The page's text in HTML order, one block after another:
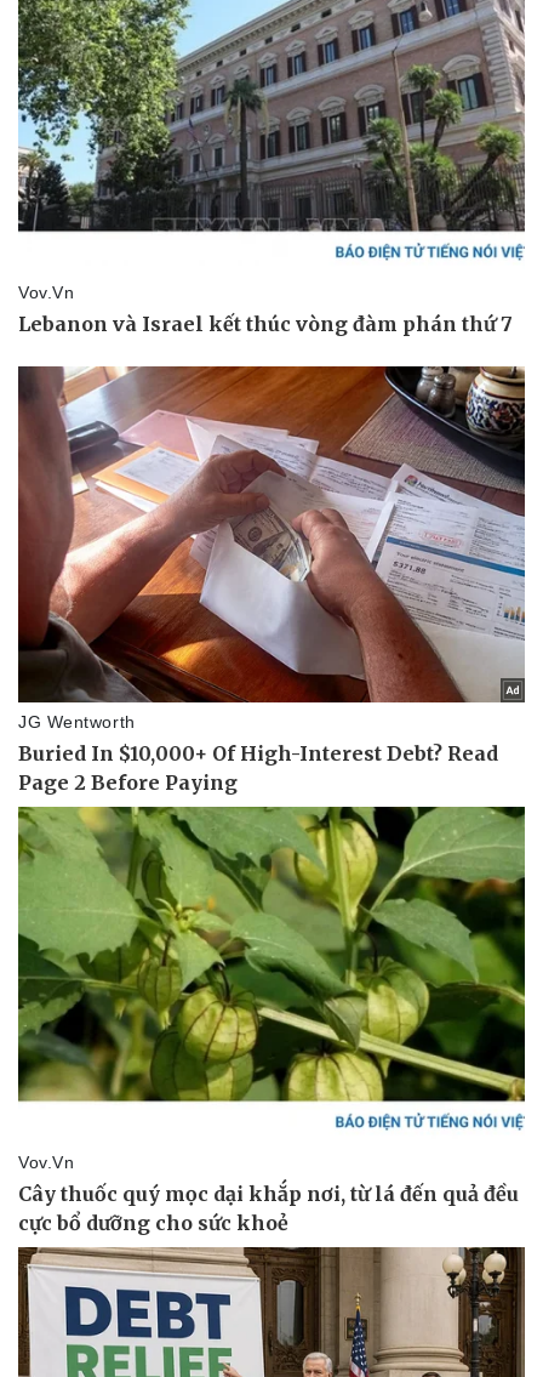
Pháp luật
Vụ án
Tin nóng
Tư vấn luật
Quân sự - Quốc phòng
Vũ khí
Việt Nam
Phân tích